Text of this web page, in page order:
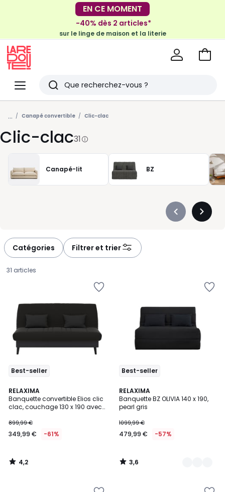
-30€ tous les 100€*
sur le meuble & la déco
EN CE MOMENT
-40% dès 2 articles*
sur le linge de maison et la literie
Menu
Redoute
Rechercher
Derniers
articles
vus
Voir
... Canapé convertible Clic-clac
Clic-clac31
Canapé-lit BZ
Précédent
Catégories Filtrer et trier
31 articles
Best-seller
RELAXIMA
Banquette convertible Elios clic
clac, couchage 130 x 190 avec
coussins OFFERTS, Pearl Gris
€
au
de
899,99
899,99 €
349,99 € -61%
4,2
/ 5
4,2
/
Best-seller
RELAXIMA
Banquette BZ OLIVIA 140 x 190,
pearl gris
1099,99 €
479,99 € -57%
3,6
/ 5
2
Couleurs
3,6
/